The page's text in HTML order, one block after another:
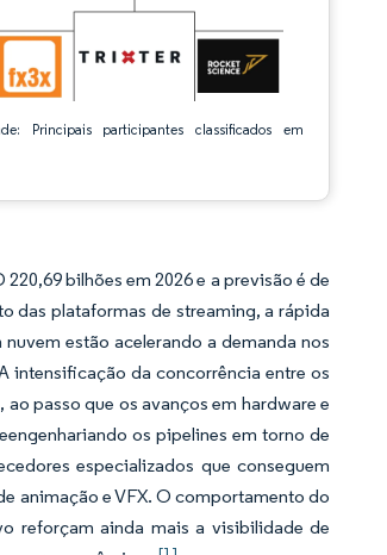
Principais participantes classificados em
bilhões em 2026 e a previsão é de
das plataformas de streaming, a rápida
estão acelerando a demanda nos
intensificação da concorrência entre os
passo que os avanços em hardware e
os pipelines em torno de
especializados que conseguem
animação e VFX. O comportamento do
reforçam ainda mais a visibilidade de